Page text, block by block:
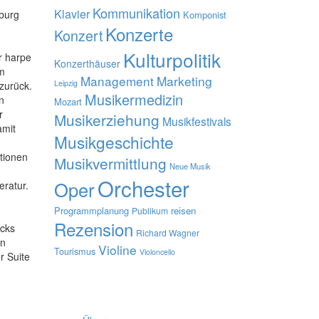
harpe
Suite
Klavier Kommunikation Komponist
Konzert Konzerte
Konzerthäuser Kulturpolitik
Leipzig Management Marketing
Mozart Musikermedizin
Musikerziehung Musikfestivals
Musikgeschichte
Musikvermittlung Neue Musik
OperOrchester
Programmplanung Publikum reisen
Rezension Richard Wagner
Tourismus Violine Violoncello